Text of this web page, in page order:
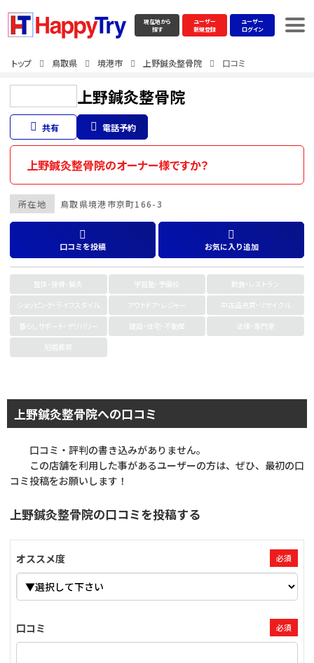
現在地から
探す
ユーザー
新規登録
ユーザー
ログイン
トップ 鳥取県 境港市 上野鍼灸整骨院 口コミ
上野鍼灸整骨院
共有 電話予約
上野鍼灸整骨院のオーナー様ですか？
所在地 鳥取県境港市京町166-3
口コミを投稿 お気に入り追加
整体・接骨・鍼灸 学習塾・予備校
飲食・レストラン
ショッピング・ライフスタイル
アウトドア・レジャー
中古品売買・リサイクル
暮らしサポート・デリバリー
建設・住宅・不動産
法律・専門家
冠婚葬祭
上野鍼灸整骨院への口コミ
口コミ・評判の書き込みがありません。
この店舗を利用した事があるユーザーの方は、ぜひ、最初の口
コミ投稿をお願いします！
上野鍼灸整骨院の口コミを投稿する
オススメ度 必須
口コミ 必須